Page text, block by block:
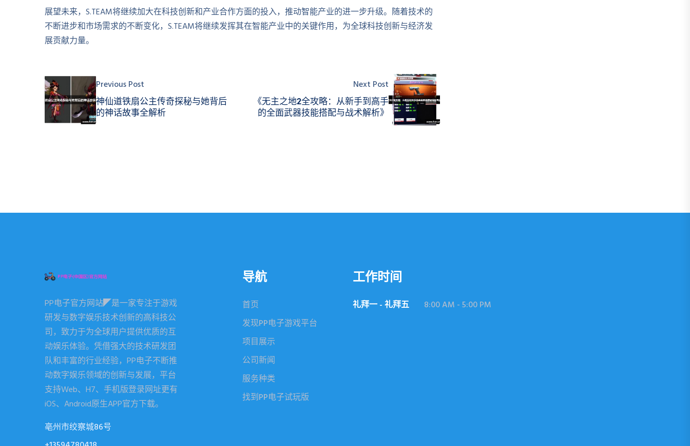
展望未来，S.TEAM将继续加大在科技创新和产业合作方面的投入，推动智能产业的进一步升级。随着技术的
不断进步和市场需求的不断变化，S.TEAM将继续发挥其在智能产业中的关键作用，为全球科技创新与经济发
展贡献力量。
Previous Post
神仙道铁扇公主传奇探秘与她背后
的神话故事全解析
Next Post
《无主之地2全攻略：从新手到高手
的全面武器技能搭配与战术解析》
PP电子官方网站◤是一家专注于游戏
研发与数字娱乐技术创新的高科技公
司，致力于为全球用户提供优质的互
动娱乐体验。凭借强大的技术研发团
队和丰富的行业经验，PP电子不断推
动数字娱乐领域的创新与发展，平台
支持Web、H7、手机版登录网址更有
iOS、Android原生APP官方下载。
亳州市绞察城86号
导航
首页
发现PP电子游戏平台
项目展示
公司新闻
服务种类
找到PP电子试玩版
工作时间
礼拜一 - 礼拜五 8:00 AM - 5:00 PM